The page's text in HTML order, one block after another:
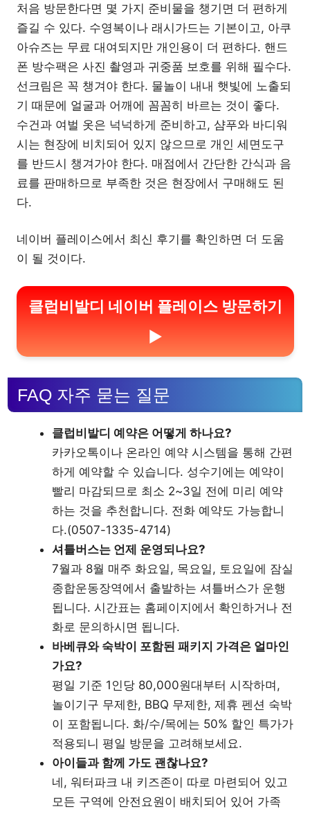
처음 방문한다면 몇 가지 준비물을 챙기면 더 편하게
즐길 수 있다. 수영복이나 래시가드는 기본이고, 아쿠
아슈즈는 무료 대여되지만 개인용이 더 편하다. 핸드
폰 방수팩은 사진 촬영과 귀중품 보호를 위해 필수다.
선크림은 꼭 챙겨야 한다. 물놀이 내내 햇빛에 노출되
기 때문에 얼굴과 어깨에 꼼꼼히 바르는 것이 좋다.
수건과 여벌 옷은 넉넉하게 준비하고, 샴푸와 바디워
시는 현장에 비치되어 있지 않으므로 개인 세면도구
를 반드시 챙겨가야 한다. 매점에서 간단한 간식과 음
료를 판매하므로 부족한 것은 현장에서 구매해도 된
다.
네이버 플레이스에서 최신 후기를 확인하면 더 도움
이 될 것이다.
클럽비발디 네이버 플레이스 방문하기
▶
FAQ 자주 묻는 질문
클럽비발디 예약은 어떻게 하나요?
카카오톡이나 온라인 예약 시스템을 통해 간편
하게 예약할 수 있습니다. 성수기에는 예약이
빨리 마감되므로 최소 2~3일 전에 미리 예약
하는 것을 추천합니다. 전화 예약도 가능합니
다.(0507-1335-4714)
셔틀버스는 언제 운영되나요?
7월과 8월 매주 화요일, 목요일, 토요일에 잠실
종합운동장역에서 출발하는 셔틀버스가 운행
됩니다. 시간표는 홈페이지에서 확인하거나 전
화로 문의하시면 됩니다.
바베큐와 숙박이 포함된 패키지 가격은 얼마인
가요?
평일 기준 1인당 80,000원대부터 시작하며,
놀이기구 무제한, BBQ 무제한, 제휴 펜션 숙박
이 포함됩니다. 화/수/목에는 50% 할인 특가가
적용되니 평일 방문을 고려해보세요.
아이들과 함께 가도 괜찮나요?
네, 워터파크 내 키즈존이 따로 마련되어 있고
모든 구역에 안전요원이 배치되어 있어 가족